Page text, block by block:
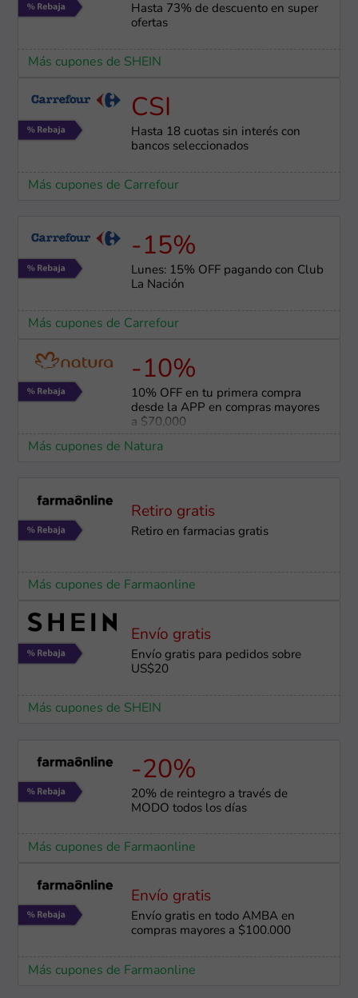
Hasta 73% de descuento en super
ofertas
Más cupones de SHEIN
CSI
Hasta 18 cuotas sin interés con
bancos seleccionados
Más cupones de Carrefour
-15%
Lunes: 15% OFF pagando con Club
La Nación
Más cupones de Carrefour
-10%
10% OFF en tu primera compra
desde la APP en compras mayores
a $70,000
Más cupones de Natura
Retiro gratis
Retiro en farmacias gratis
Más cupones de Farmaonline
Envío gratis
Envío gratis para pedidos sobre
US$20
Más cupones de SHEIN
-20%
20% de reintegro a través de
MODO todos los días
Más cupones de Farmaonline
Envío gratis
Envío gratis en todo AMBA en
compras mayores a $100.000
Más cupones de Farmaonline